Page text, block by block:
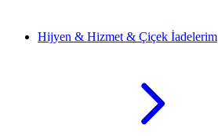
Hijyen & Hizmet & Çiçek İadelerim